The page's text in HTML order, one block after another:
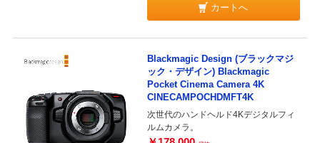
カートへ
Blackmagic Design (ブラックマジ
ック・デザイン) Blackmagic
Pocket Cinema Camera 4K
CINECAMPOCHDMFT4K
次世代のハンドヘルド4Kデジタルフィ
ルムカメラ。